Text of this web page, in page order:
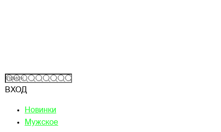
ВХОД
Новинки
Мужское